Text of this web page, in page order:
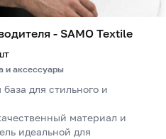
- SAMO Textile
и аксессуары
для стильного и
материал и
идеальной для